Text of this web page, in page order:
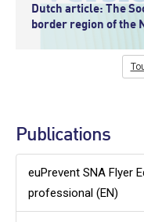
Dutch article: The
border region of the
Publications
euPrevent SNA Flyer
professional (EN)